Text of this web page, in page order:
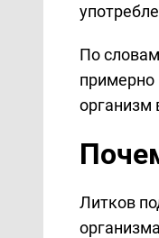
По
примерно
организм
Литков